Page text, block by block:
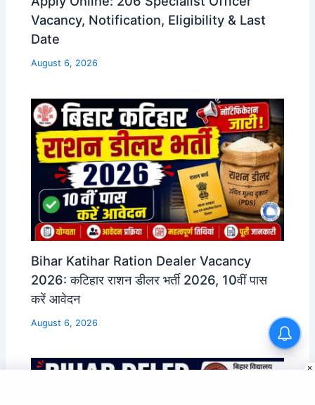
Vacancy, Notification, Eligibility & Last
Date
August 6, 2026
Bihar Katihar Ration Dealer Vacancy
2026: कटिहार राशन डीलर भर्ती 2026, 10वीं पास
करें आवेदन
August 6, 2026